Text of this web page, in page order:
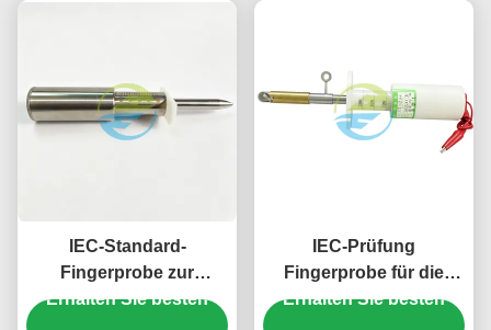
IEC-Standard-
Fingerprobe zur
Prüfung der
Erhalten Sie besten
IEC-Prüfung
Fingerprobe für die
mechanische Festigkeit
Erhalten Sie besten